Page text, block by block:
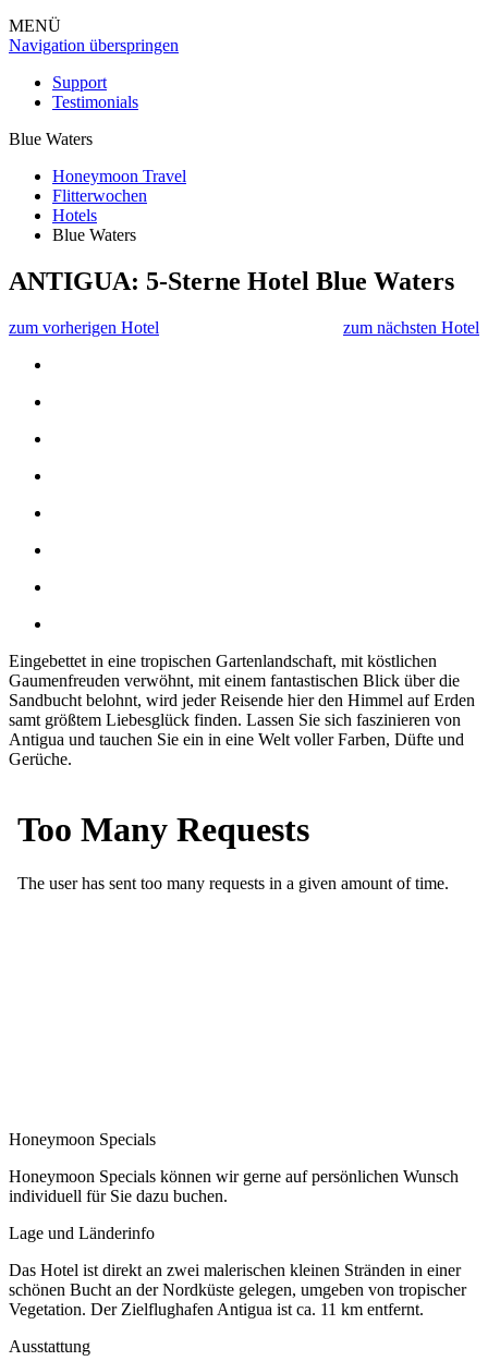
MENÜ
Navigation überspringen
Support
Testimonials
Blue Waters
Honeymoon Travel
Flitterwochen
Hotels
Blue Waters
ANTIGUA: 5-Sterne Hotel Blue Waters
zum vorherigen Hotel zum nächsten Hotel
Eingebettet in eine tropischen Gartenlandschaft, mit köstlichen
Gaumenfreuden verwöhnt, mit einem fantastischen Blick über die
Sandbucht belohnt, wird jeder Reisende hier den Himmel auf Erden
samt größtem Liebesglück finden. Lassen Sie sich faszinieren von
Antigua und tauchen Sie ein in eine Welt voller Farben, Düfte und
Gerüche.
Honeymoon Specials
Honeymoon Specials können wir gerne auf persönlichen Wunsch
individuell für Sie dazu buchen.
Lage und Länderinfo
Das Hotel ist direkt an zwei malerischen kleinen Stränden in einer
schönen Bucht an der Nordküste gelegen, umgeben von tropischer
Vegetation. Der Zielflughafen Antigua ist ca. 11 km entfernt.
Ausstattung